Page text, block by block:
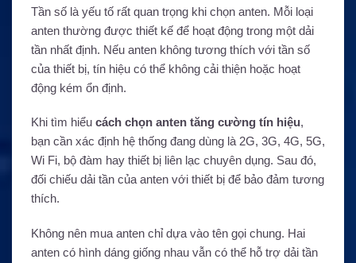
Tần số là yếu tố rất quan trọng khi chọn anten. Mỗi loại
anten thường được thiết kế để hoạt động trong một dải
tần nhất định. Nếu anten không tương thích với tần số
của thiết bị, tín hiệu có thể không cải thiện hoặc hoạt
động kém ổn định.
Khi tìm hiểu cách chọn anten tăng cường tín hiệu,
bạn cần xác định hệ thống đang dùng là 2G, 3G, 4G, 5G,
Wi Fi, bộ đàm hay thiết bị liên lạc chuyên dụng. Sau đó,
đối chiếu dải tần của anten với thiết bị để bảo đảm tương
thích.
Không nên mua anten chỉ dựa vào tên gọi chung. Hai
anten có hình dáng giống nhau vẫn có thể hỗ trợ dải tần